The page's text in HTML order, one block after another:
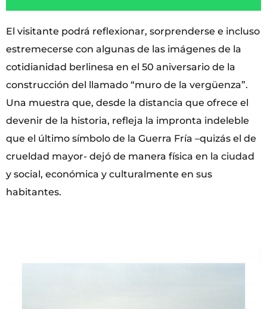
El visitante podrá reflexionar, sorprenderse e incluso
estremecerse con algunas de las imágenes de la
cotidianidad berlinesa en el 50 aniversario de la
construcción del llamado “muro de la vergüenza”.
Una muestra que, desde la distancia que ofrece el
devenir de la historia, refleja la impronta indeleble
que el último símbolo de la Guerra Fría –quizás el de
crueldad mayor- dejó de manera física en la ciudad
y social, económica y culturalmente en sus
habitantes.